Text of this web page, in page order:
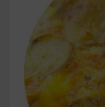
健身重訓菜單
運動健身飲食建
2020 年